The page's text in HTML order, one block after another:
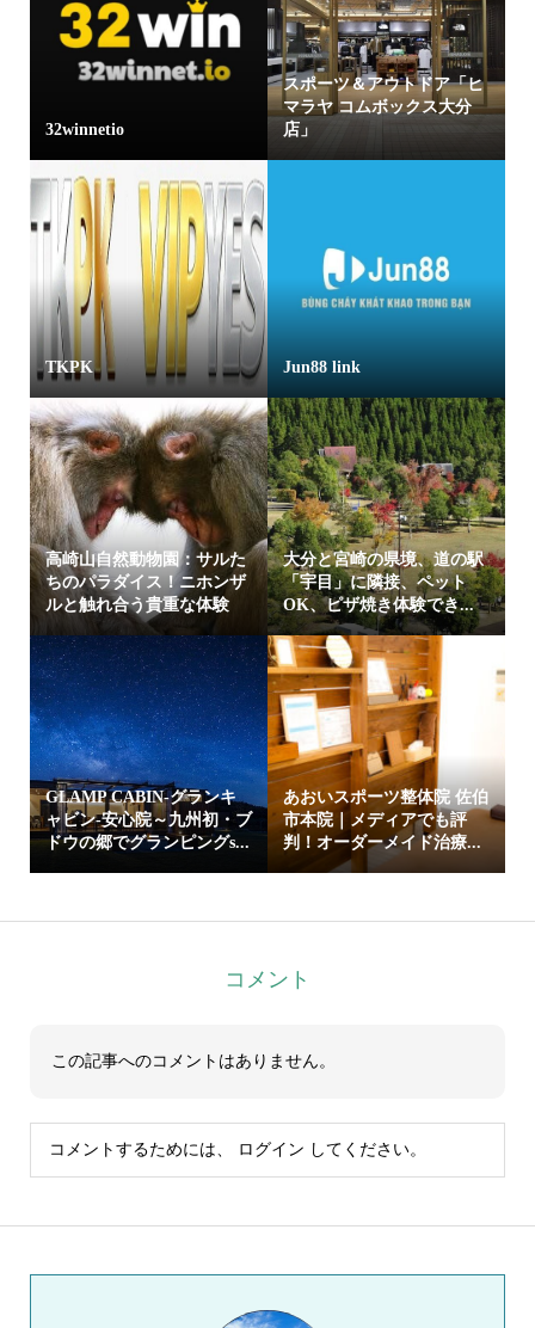
32winnetio
スポーツ＆アウトドア「ヒ
マラヤ コムボックス大分
店」
TKPK Jun88 link
高崎山自然動物園：サルた
ちのパラダイス！ニホンザ
ルと触れ合う貴重な体験
大分と宮崎の県境、道の駅
「宇目」に隣接、ペット
OK、ピザ焼き体験でき...
GLAMP CABIN-グランキ
ャビン-安心院～九州初・ブ
ドウの郷でグランピングs...
あおいスポーツ整体院 佐伯
市本院｜メディアでも評
判！オーダーメイド治療...
コメント
この記事へのコメントはありません。
コメントするためには、 ログイン してください。